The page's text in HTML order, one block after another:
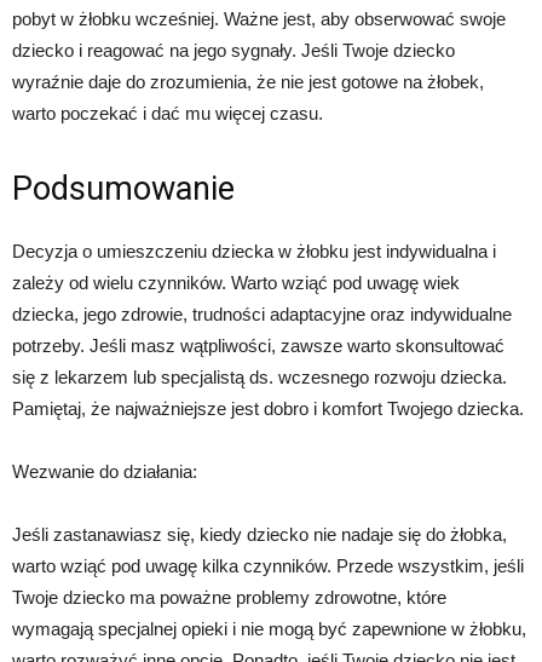
pobyt w żłobku wcześniej. Ważne jest, aby obserwować swoje
dziecko i reagować na jego sygnały. Jeśli Twoje dziecko
wyraźnie daje do zrozumienia, że nie jest gotowe na żłobek,
warto poczekać i dać mu więcej czasu.
Podsumowanie
Decyzja o umieszczeniu dziecka w żłobku jest indywidualna i
zależy od wielu czynników. Warto wziąć pod uwagę wiek
dziecka, jego zdrowie, trudności adaptacyjne oraz indywidualne
potrzeby. Jeśli masz wątpliwości, zawsze warto skonsultować
się z lekarzem lub specjalistą ds. wczesnego rozwoju dziecka.
Pamiętaj, że najważniejsze jest dobro i komfort Twojego dziecka.
Wezwanie do działania:
Jeśli zastanawiasz się, kiedy dziecko nie nadaje się do żłobka,
warto wziąć pod uwagę kilka czynników. Przede wszystkim, jeśli
Twoje dziecko ma poważne problemy zdrowotne, które
wymagają specjalnej opieki i nie mogą być zapewnione w żłobku,